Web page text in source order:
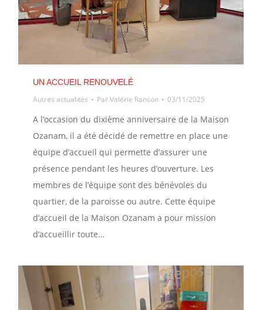
UN ACCUEIL RENOUVELÉ
Autres actualités ParValérie Ranson 03/11/2025
A l’occasion du dixième anniversaire de la Maison
Ozanam, il a été décidé de remettre en place une
équipe d’accueil qui permette d’assurer une
présence pendant les heures d’ouverture. Les
membres de l’équipe sont des bénévoles du
quartier, de la paroisse ou autre. Cette équipe
d’accueil de la Maison Ozanam a pour mission
d’accueillir toute…